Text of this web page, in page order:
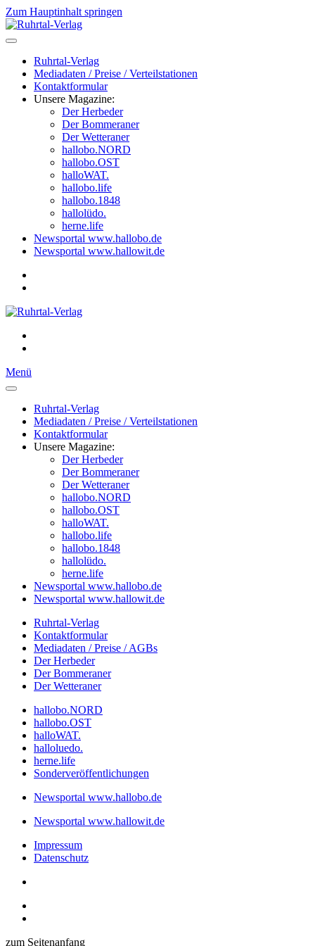
Zum Hauptinhalt springen
Ruhrtal-Verlag
Mediadaten / Preise / Verteilstationen
Kontaktformular
Unsere Magazine:
Der Herbeder
Der Bommeraner
Der Wetteraner
hallobo.NORD
hallobo.OST
halloWAT.
hallobo.life
hallobo.1848
hallolüdo.
herne.life
Newsportal www.hallobo.de
Newsportal www.hallowit.de
Menü
Ruhrtal-Verlag
Mediadaten / Preise / Verteilstationen
Kontaktformular
Unsere Magazine:
Der Herbeder
Der Bommeraner
Der Wetteraner
hallobo.NORD
hallobo.OST
halloWAT.
hallobo.life
hallobo.1848
hallolüdo.
herne.life
Newsportal www.hallobo.de
Newsportal www.hallowit.de
Ruhrtal-Verlag
Kontaktformular
Mediadaten / Preise / AGBs
Der Herbeder
Der Bommeraner
Der Wetteraner
hallobo.NORD
hallobo.OST
halloWAT.
halloluedo.
herne.life
Sonderveröffentlichungen
Newsportal www.hallobo.de
Newsportal www.hallowit.de
Impressum
Datenschutz
zum Seitenanfang